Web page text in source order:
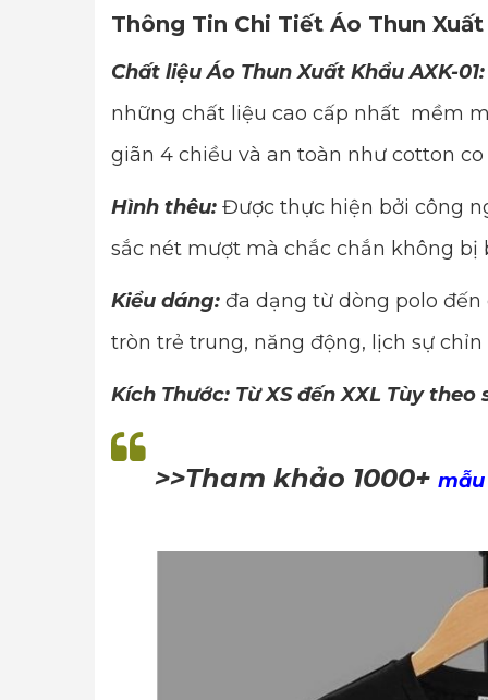
Thông Tin Chi Tiết Áo Thun Xuất
Chất liệu Áo Thun Xuất Khẩu AXK-01:
những chất liệu cao cấp nhất mềm
giãn 4 chiều và an toàn như cotton
Hình thêu: Được thực hiện bởi công
sắc nét mượt mà chắc chắn không bị
Kiểu dáng: đa dạng từ dòng polo
tròn trẻ trung, năng động, lịch sự
Kích Thước: Từ XS đến XXL Tùy
>>Tham khảo 1000+